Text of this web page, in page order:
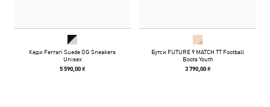
Кеди Ferrari Suede OG Sneakers
Unisex
5 590,00 ₴
Бутси FUTURE 9 MATCH TT Football
Boots Youth
3 790,00 ₴